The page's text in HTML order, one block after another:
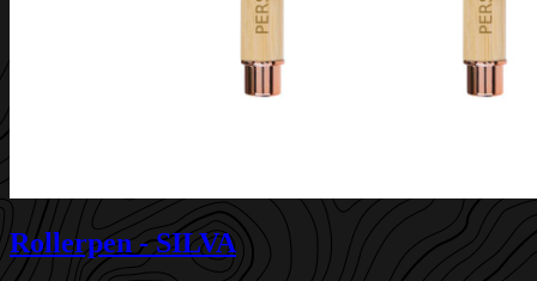
Rollerpen - SILVA